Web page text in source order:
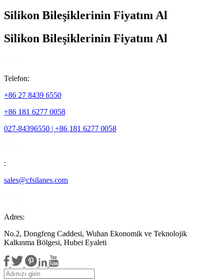
Silikon Bileşiklerinin Fiyatını Al
Silikon Bileşiklerinin Fiyatını Al
Telefon:
+86 27 8439 6550
+86 181 6277 0058
027-84396550 | +86 181 6277 0058
:
sales@cfsilanes.com
Adres:
No.2, Dongfeng Caddesi, Wuhan Ekonomik ve Teknolojik
Kalkınma Bölgesi, Hubei Eyaleti